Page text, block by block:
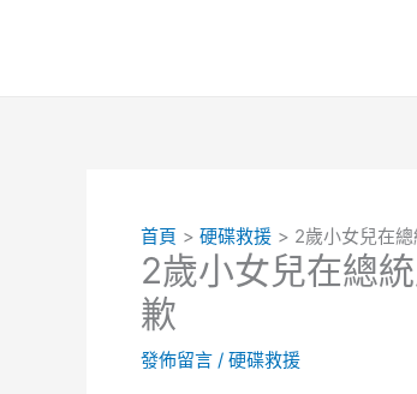
首頁 硬碟救援 2歲小女兒在
2歲小女兒在總
歉
發佈留言 / 硬碟救援